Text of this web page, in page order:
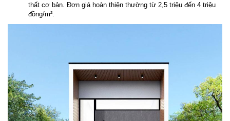
thất cơ bản. Đơn giá hoàn thiện thường từ 2,5 triệu đến 4 triệu
đồng/m².